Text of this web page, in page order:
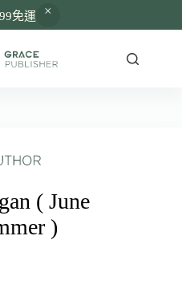
免運
( June
)